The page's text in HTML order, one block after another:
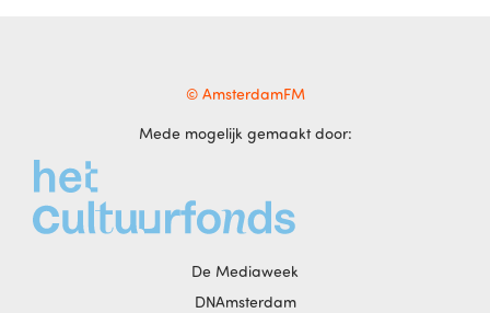
© AmsterdamFM
Mede mogelijk gemaakt door:
De Mediaweek
DNAmsterdam